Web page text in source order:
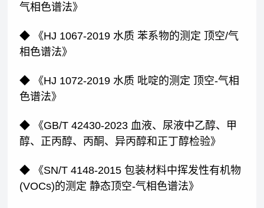
气相色谱法》
◆ 《HJ 1067-2019 水质 苯系物的测定 顶空/气
相色谱法》
◆ 《HJ 1072-2019 水质 吡啶的测定 顶空-气相
色谱法》
◆ 《GB/T 42430-2023 血液、尿液中乙醇、甲
醇、正丙醇、丙酮、异丙醇和正丁醇检验》
◆ 《SN/T 4148-2015 包装材料中挥发性有机物
(VOCs)的测定 静态顶空-气相色谱法》